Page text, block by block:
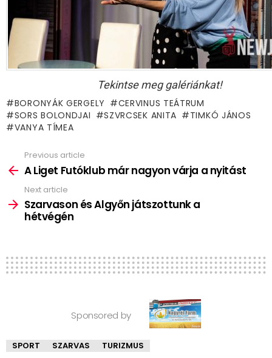
Tekintse meg galériánkat!
BORONYÁK GERGELY
CERVINUS TEÁTRUM
SORS BOLONDJAI
SZVRCSEK ANITA
TIMKÓ JÁNOS
VANYA TÍMEA
more
Previous article
A Liget Futóklub már nagyon várja a nyitást
Next article
Szarvason és Algyőn játszottunk a
hétvégén
Sponsored by
SPORT SZARVAS TURIZMUS